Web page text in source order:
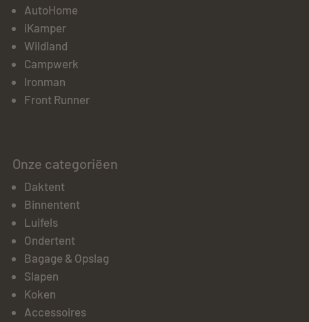
AutoHome
iKamper
Wildland
Campwerk
Ironman
Front Runner
Onze categoriëen
Daktent
Binnentent
Luifels
Ondertent
Bagage & Opslag
Slapen
Koken
Accessoires